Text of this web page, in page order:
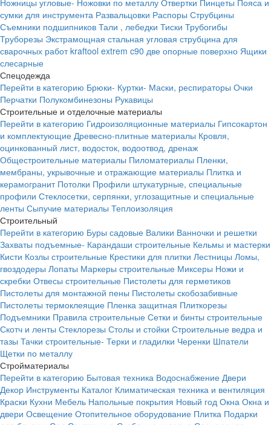
Ножницы угловые- Ножовки по металлу Отвертки Пинцеты Пояса и
сумки для инструмента Развальцовки Распоры Струбцины
Съемники подшипников Тали , лебедки Тиски Трубогибы
Труборезы Экстрамощная стальная угловая струбцина для
сварочных работ kraftool extrem c90 две опорные поверхно Ящики
слесарные
Спецодежда
Перейти в категорию Брюки- Куртки- Маски, респираторы Очки
Перчатки Полукомбинезоны Рукавицы
Строительные и отделочные материалы
Перейти в категорию Гидроизоляционные материалы Гипсокартон
и комплектующие Древесно-плитные материалы Кровля,
оцинкованный лист, водосток, водоотвод, дренаж
Общестроительные материалы Пиломатериалы Пленки,
мембраны, укрывочные и отражающие материалы Плитка и
керамогранит Потолки Профили штукатурные, специальные
профили Стеклосетки, серпянки, углозащитные и специальные
ленты Сыпучие материалы Теплоизоляция
Строительный
Перейти в категорию Буры садовые Валики Ванночки и решетки
Захваты подъемные- Карандаши строительные Кельмы и мастерки
Кисти Козлы строительные Крестики для плитки Лестницы Ломы,
гвоздодеры Лопаты Маркеры строительные Миксеры Ножи и
скребки Отвесы строительные Пистолеты для герметиков
Пистолеты для монтажной пены Пистолеты скобозабивные
Пистолеты термоклеящие Пленка защитная Плиткорезы
Подъемники Правила строительные Сетки и бинты строительные
Скотч и ленты Стеклорезы Столы и стойки Строительные ведра и
тазы Тачки строительные- Терки и гладилки Черенки Шпатели
Щетки по металлу
Стройматериалы
Перейти в категорию Бытовая техника Водоснабжение Двери
Декор Инструменты Каталог Климатическая техника и вентиляция
Краски Кухни Мебель Напольные покрытия Новый год Окна Окна и
двери Освещение Отопительное оборудование Плитка Подарки